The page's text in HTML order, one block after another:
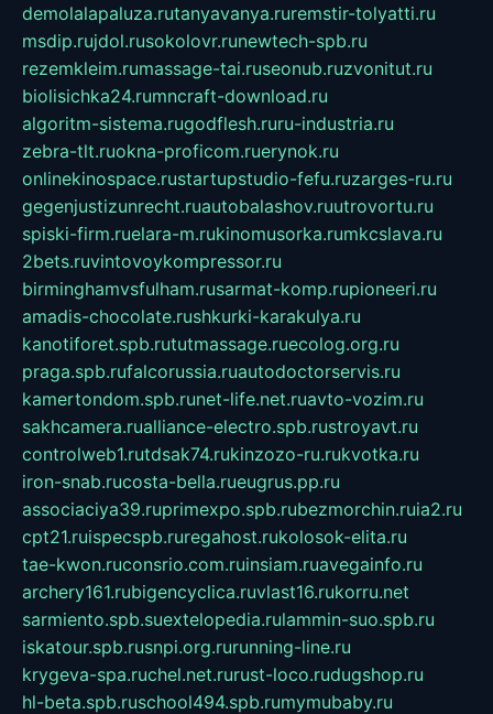
demolalapaluza.rutanyavanya.ruremstir-tolyatti.ru
msdip.rujdol.rusokolovr.runewtech-spb.ru
rezemkleim.rumassage-tai.ruseonub.ruzvonitut.ru
biolisichka24.rumncraft-download.ru
algoritm-sistema.rugodflesh.ruru-industria.ru
zebra-tlt.ruokna-proficom.ruerynok.ru
onlinekinospace.rustartupstudio-fefu.ruzarges-ru.ru
gegenjustizunrecht.ruautobalashov.ruutrovortu.ru
spiski-firm.ruelara-m.rukinomusorka.rumkcslava.ru
2bets.ruvintovoykompressor.ru
birminghamvsfulham.rusarmat-komp.rupioneeri.ru
amadis-chocolate.rushkurki-karakulya.ru
kanotiforet.spb.rututmassage.ruecolog.org.ru
praga.spb.rufalcorussia.ruautodoctorservis.ru
kamertondom.spb.runet-life.net.ruavto-vozim.ru
sakhcamera.rualliance-electro.spb.rustroyavt.ru
controlweb1.rutdsak74.rukinzozo-ru.rukvotka.ru
iron-snab.rucosta-bella.rueugrus.pp.ru
associaciya39.ruprimexpo.spb.rubezmorchin.ruia2.ru
cpt21.ruispecspb.ruregahost.rukolosok-elita.ru
tae-kwon.ruconsrio.com.ruinsiam.ruavegainfo.ru
archery161.rubigencyclica.ruvlast16.rukorru.net
sarmiento.spb.suextelopedia.rulammin-suo.spb.ru
iskatour.spb.rusnpi.org.rurunning-line.ru
krygeva-spa.ruchel.net.rurust-loco.rudugshop.ru
hl-beta.spb.ruschool494.spb.rumymubaby.ru